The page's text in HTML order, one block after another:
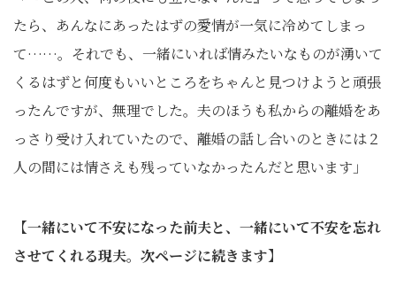
たら、あんなにあったはずの愛情が一気に冷めてしまっ
て……。それでも、一緒にいれば情みたいなものが湧いて
くるはずと何度もいいところをちゃんと見つけようと頑張
ったんですが、無理でした。夫のほうも私からの離婚をあ
っさり受け入れていたので、離婚の話し合いのときには２
人の間には情さえも残っていなかったんだと思います」
【一緒にいて不安になった前夫と、一緒にいて不安を忘れ
させてくれる現夫。次ページに続きます】